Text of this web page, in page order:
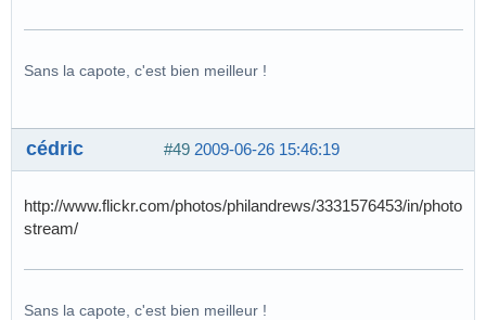
Sans la capote, c'est bien meilleur !
#49 2009-06-26 15:46:19
cédric
http://www.flickr.com/photos/philandrews/3331576453/in/photo
stream/
Sans la capote, c'est bien meilleur !